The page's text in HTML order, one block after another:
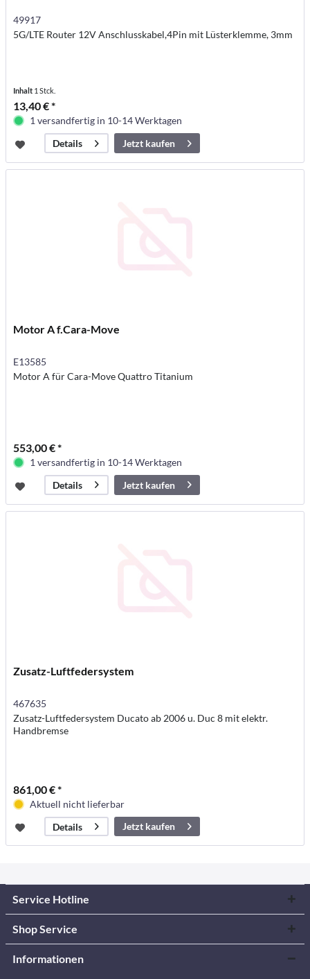
49917
5G/LTE Router 12V Anschlusskabel,4Pin mit Lüsterklemme, 3mm
Inhalt 1 Stck.
13,40 € *
1 versandfertig in 10-14 Werktagen
Details
Jetzt kaufen
Motor A f.Cara-Move
E13585
Motor A für Cara-Move Quattro Titanium
553,00 € *
1 versandfertig in 10-14 Werktagen
Details
Jetzt kaufen
Zusatz-Luftfedersystem
467635
Zusatz-Luftfedersystem Ducato ab 2006 u. Duc 8 mit elektr.
Handbremse
861,00 € *
Aktuell nicht lieferbar
Details
Jetzt kaufen
Service Hotline
Shop Service
Informationen